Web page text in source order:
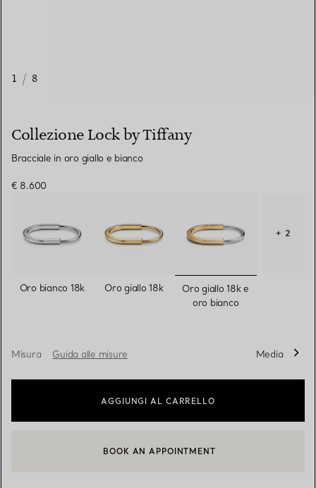
1 / 8
Collezione Lock by Tiffany
Bracciale in oro giallo e bianco
€ 8.600
Oro bianco 18k Oro giallo 18k selezionato/i
Oro giallo 18k e
oro bianco
+ 2
Misura Guida alle misure Media
AGGIUNGI AL CARRELLO
CONTATTA UN CONSULENTE CLIENTI O PRENOTA UN
BOOK AN APPOINTMENT